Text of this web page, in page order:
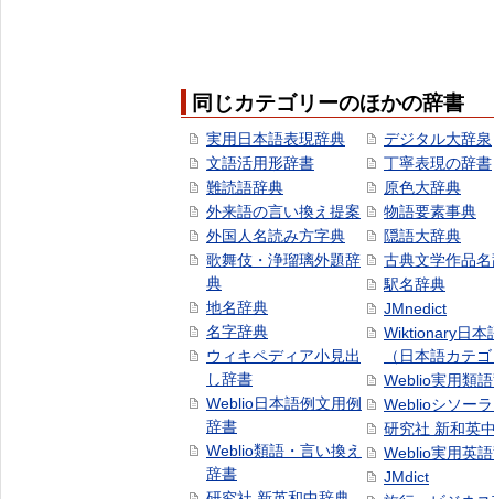
同じカテゴリーのほかの辞書
実用日本語表現辞典
文語活用形辞書
難読語辞典
外来語の言い換え提案
外国人名読み方字典
歌舞伎・浄瑠璃外題辞
典
地名辞典
名字辞典
ウィキペディア小見出
し辞書
Weblio日本語例文用例
辞書
Weblio類語・言い換え
辞書
デジタル大辞泉
丁寧表現の辞書
原色大辞典
物語要素事典
隠語大辞典
古典文学作品
駅名辞典
JMnedict
Wiktionary日本
（日本語カテ
Weblio実用類
Weblioシソー
研究社 新和英
Weblio実用英
JMdict